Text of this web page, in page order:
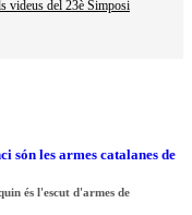
videus del 23è Simposi
són les armes catalanes de
és l'escut d'armes de